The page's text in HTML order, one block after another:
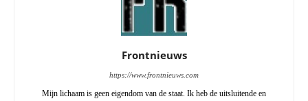
Frontnieuws
https://www.frontnieuws.com
Mijn lichaam is geen eigendom van de staat. Ik heb de uitsluitende en